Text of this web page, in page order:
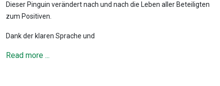
Dieser Pinguin verändert nach und nach die Leben aller Beteiligten
zum Positiven.
Dank der klaren Sprache und
Read more ...